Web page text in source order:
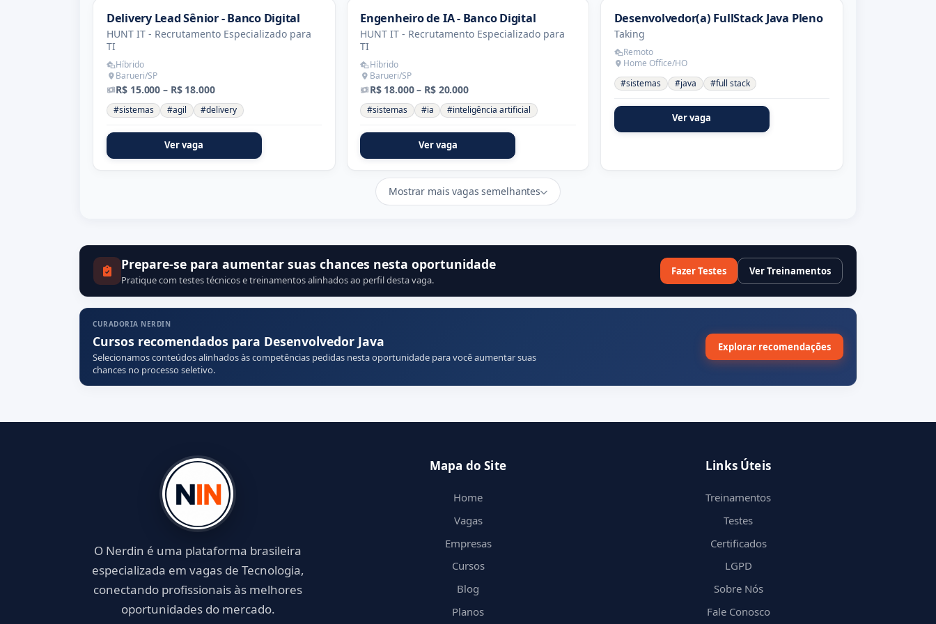
Delivery Lead Sênior - Banco Digital
HUNT IT - Recrutamento Especializado para
TI
Híbrido
Barueri/SP
R$ 15.000 – R$ 18.000
#sistemas #agil #delivery
Ver vaga
Engenheiro de IA - Banco Digital
HUNT IT - Recrutamento Especializado para
TI
Híbrido
Barueri/SP
R$ 18.000 – R$ 20.000
#sistemas #ia #inteligência artificial
Ver vaga
Desenvolvedor(a) FullStack Java Pleno
Taking
Remoto
Home Office/HO
#sistemas
#java #full stack
Ver vaga
Mostrar mais vagas semelhantes
Prepare-se para aumentar suas chances nesta oportunidade
Pratique com testes técnicos e treinamentos alinhados ao perfil desta vaga.
Fazer Testes Ver Treinamentos
CURADORIA NERDIN
Cursos recomendados para Desenvolvedor Java
Selecionamos conteúdos alinhados às competências pedidas nesta oportunidade para você aumentar suas
chances no processo seletivo.
Explorar recomendações
O Nerdin é uma plataforma brasileira
especializada em vagas de Tecnologia,
conectando profissionais às melhores
oportunidades do mercado.
Mapa do Site
Home
Vagas
Empresas
Cursos
Blog
Planos
Links Úteis
Treinamentos
Testes
Certificados
LGPD
Sobre Nós
Fale Conosco